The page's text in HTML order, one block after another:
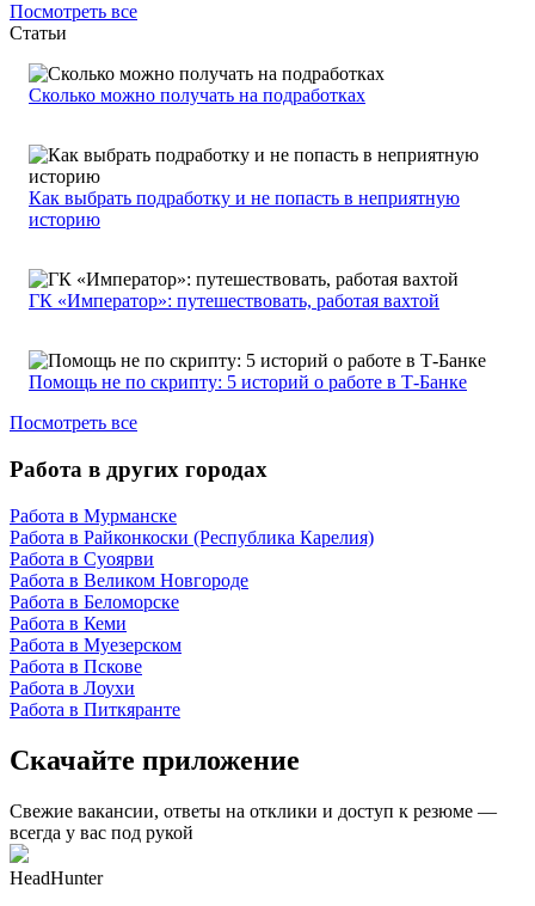
Посмотреть все
Статьи
Сколько можно получать на подработках
Как выбрать подработку и не попасть в неприятную
историю
ГК «Император»: путешествовать, работая вахтой
Помощь не по скрипту: 5 историй о работе в Т-Банке
Посмотреть все
Работа в других городах
Работа в Мурманске
Работа в Райконкоски (Республика Карелия)
Работа в Суоярви
Работа в Великом Новгороде
Работа в Беломорске
Работа в Кеми
Работа в Муезерском
Работа в Пскове
Работа в Лоухи
Работа в Питкяранте
Скачайте приложение
Свежие вакансии, ответы на отклики и доступ к резюме —
всегда у вас под рукой
HeadHunter